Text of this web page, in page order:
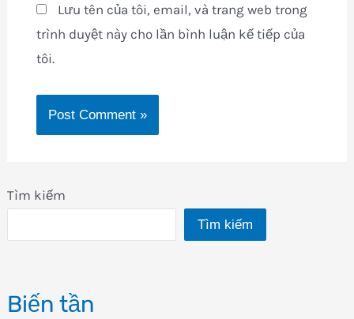
Tìm kiếm
Tìm kiếm
Biến tần
Lưu tên của tôi, email, và trang web trong
trình duyệt này cho lần bình luận kế tiếp của
tôi.